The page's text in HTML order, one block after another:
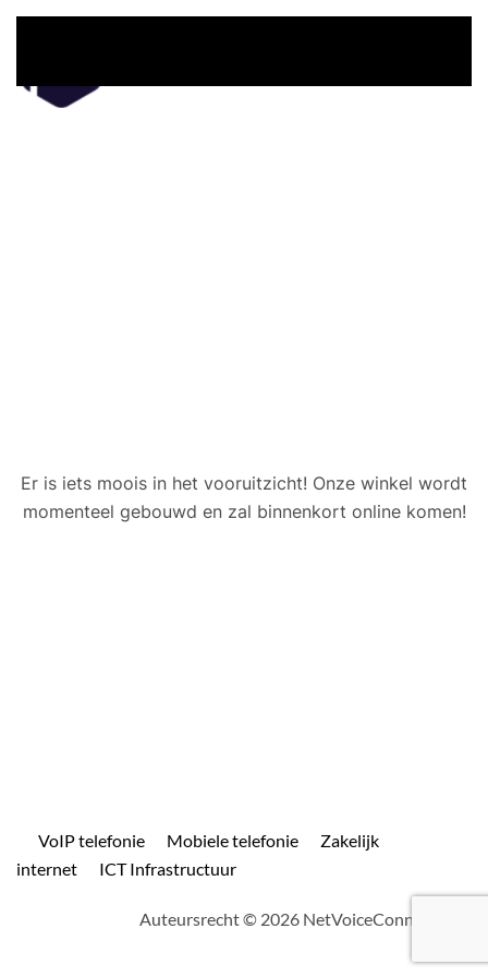
Er is iets moois in het vooruitzicht! Onze winkel wordt
momenteel gebouwd en zal binnenkort online komen!
VoIP telefonie Mobiele telefonie
Zakelijk
internet
ICT Infrastructuur
Auteursrecht © 2026 NetVoiceConnect.com